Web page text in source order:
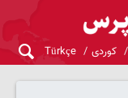
کوردی Türkçe